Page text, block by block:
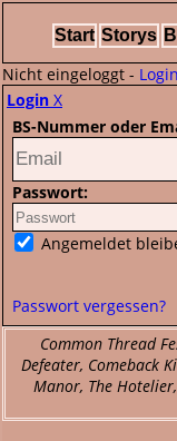
Start Storys
Nicht eingeloggt - Login
Login X
BS-Nummer oder
Passwort:
Angemeldet
Passwort vergessen?
Common Thread
Defeater, Comeback
Manor, The